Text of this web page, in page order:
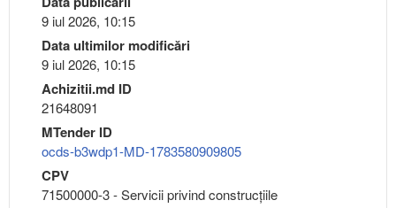
9 iul 2026, 10:15
Data ultimilor modificări
9 iul 2026, 10:15
Achizitii.md ID
21648091
MTender ID
ocds-b3wdp1-MD-1783580909805
CPV
71500000-3 - Servicii privind construcţiile